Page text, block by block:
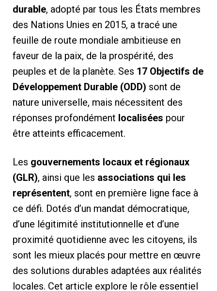
durable, adopté par tous les États membres
des Nations Unies en 2015, a tracé une
feuille de route mondiale ambitieuse en
faveur de la paix, de la prospérité, des
peuples et de la planète. Ses 17 Objectifs de
Développement Durable (ODD) sont de
nature universelle, mais nécessitent des
réponses profondément localisées pour
être atteints efficacement.
Les gouvernements locaux et régionaux
(GLR), ainsi que les associations qui les
représentent, sont en première ligne face à
ce défi. Dotés d’un mandat démocratique,
d’une légitimité institutionnelle et d’une
proximité quotidienne avec les citoyens, ils
sont les mieux placés pour mettre en œuvre
des solutions durables adaptées aux réalités
locales. Cet article explore le rôle essentiel